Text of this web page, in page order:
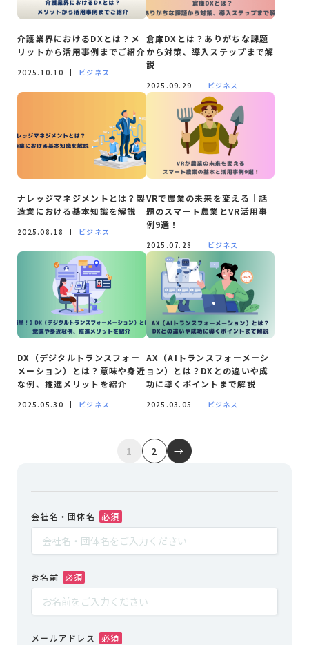
介護業界におけるDXとは？メ
リットから活用事例までご紹介
2025.10.10 ビジネス
倉庫DXとは？ありがちな課題
から対策、導入ステップまで解
説
2025.09.29 ビジネス
ナレッジマネジメントとは？製
造業における基本知識を解説
2025.08.18 ビジネス
VRで農業の未来を変える｜話
題のスマート農業とVR活用事
例9選！
2025.07.28 ビジネス
DX（デジタルトランスフォー
メーション）とは？意味や身近
な例、推進メリットを紹介
2025.05.30 ビジネス
AX（AIトランスフォーメーシ
ョン）とは？DXとの違いや成
功に導くポイントまで解説
2025.03.05 ビジネス
の
ペ
ー
ジ
送
り
1 2 →
会社名・団体名
お名前
メールアドレス